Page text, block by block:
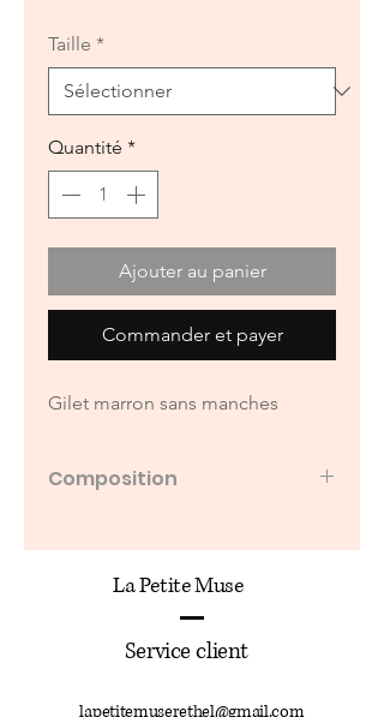
Taille *
Quantité *
Ajouter au panier
Commander et payer
Gilet marron sans manches
Composition
25% nylon
La Petite Muse
Service client
lapetitemuserethel@gmail.com